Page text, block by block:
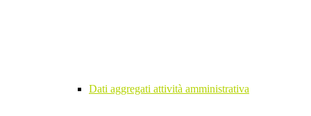
Dati aggregati attività amministrativa